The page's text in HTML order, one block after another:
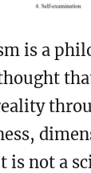
is a
is not a